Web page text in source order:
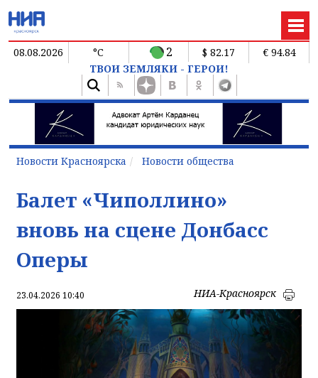
08.08.2026 °C 2 $ 82.17
€ 94.84
ТВОИ ЗЕМЛЯКИ - ГЕРОИ!
Новости Красноярска Новости общества
Балет «Чиполлино»
вновь на сцене Донбасс
Оперы
23.04.2026 10:40 НИА-Красноярск